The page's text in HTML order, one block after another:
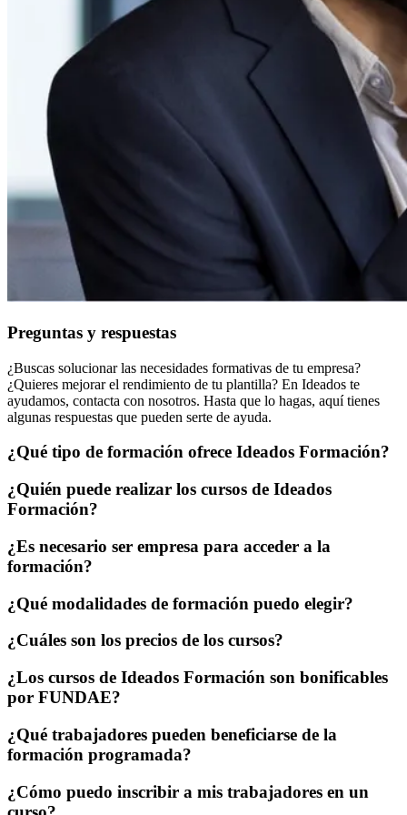
Preguntas y respuestas
¿Buscas solucionar las necesidades formativas de tu empresa?
¿Quieres mejorar el rendimiento de tu plantilla? En Ideados te
ayudamos, contacta con nosotros. Hasta que lo hagas, aquí tienes
algunas respuestas que pueden serte de ayuda.
¿Qué tipo de formación ofrece Ideados Formación?
¿Quién puede realizar los cursos de Ideados
Formación?
¿Es necesario ser empresa para acceder a la
formación?
¿Qué modalidades de formación puedo elegir?
¿Cuáles son los precios de los cursos?
¿Los cursos de Ideados Formación son bonificables
por FUNDAE?
¿Qué trabajadores pueden beneficiarse de la
formación programada?
¿Cómo puedo inscribir a mis trabajadores en un